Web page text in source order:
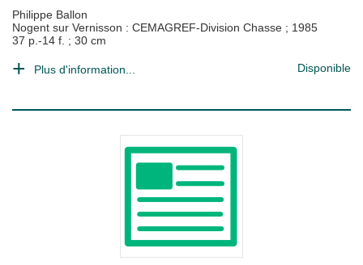
Philippe Ballon
Nogent sur Vernisson : CEMAGREF-Division Chasse ; 1985
37 p.-14 f. ; 30 cm
Plus d'information... Disponible